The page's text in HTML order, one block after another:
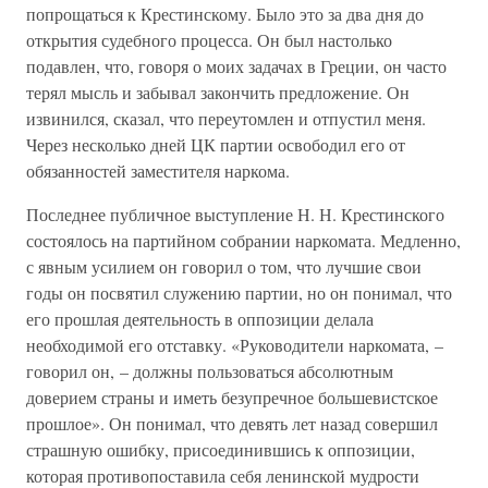
попрощаться к Крестинскому. Было это за два дня до
открытия судебного процесса. Он был настолько
подавлен, что, говоря о моих задачах в Греции, он часто
терял мысль и забывал закончить предложение. Он
извинился, сказал, что переутомлен и отпустил меня.
Через несколько дней ЦК партии освободил его от
обязанностей заместителя наркома.
Последнее публичное выступление Н. Н. Крестинского
состоялось на партийном собрании наркомата. Медленно,
с явным усилием он говорил о том, что лучшие свои
годы он посвятил служению партии, но он понимал, что
его прошлая деятельность в оппозиции делала
необходимой его отставку. «Руководители наркомата, –
говорил он, – должны пользоваться абсолютным
доверием страны и иметь безупречное большевистское
прошлое». Он понимал, что девять лет назад совершил
страшную ошибку, присоединившись к оппозиции,
которая противопоставила себя ленинской мудрости